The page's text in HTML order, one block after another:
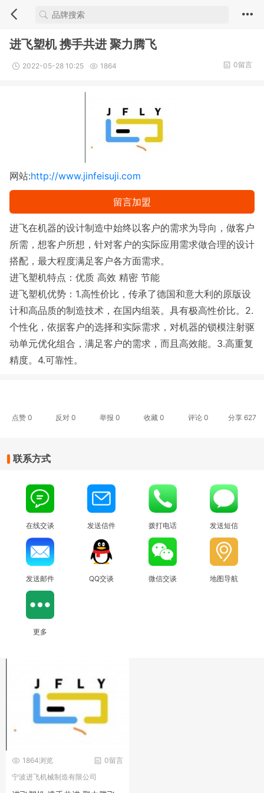
进飞塑机 携手共进 聚力腾飞
2022-05-28 10:25 1864 0留言
网站:http://www.jinfeisuji.com
留言加盟
进飞在机器的设计制造中始终以客户的需求为导向，做客户
所需，想客户所想，针对客户的实际应用需求做合理的设计
搭配，最大程度满足客户各方面需求。
进飞塑机特点：优质 高效 精密 节能
进飞塑机优势：1.高性价比，传承了德国和意大利的原版设
计和高品质的制造技术，在国内组装。具有极高性价比。2.
个性化，依据客户的选择和实际需求，对机器的锁模注射驱
动单元优化组合，满足客户的需求，而且高效能。3.高重复
精度。4.可靠性。
点赞 0 反对0 举报 0 收藏 0 评论 0 分享 627
联系方式
在线交谈 发送信件 拨打电话 发送短信
发送邮件 QQ交谈 微信交谈 地图导航
更多
0留言
1864浏览
宁波进飞机械制造有限公司